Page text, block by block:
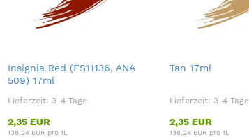
Insignia Red (FS11136, ANA
509) 17ml
Lieferzeit: 3-4 Tage
2,35 EUR
138,24 EUR pro 1L
Tan 17ml
Lieferzeit: 3-4 Tage
2,35 EUR
138,24 EUR pro 1L